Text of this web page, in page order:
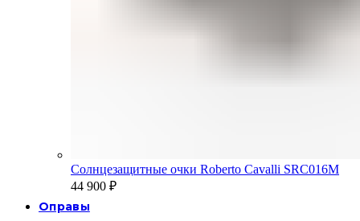
Солнцезащитные очки Roberto Cavalli SRC016M
44 900 ₽
Оправы